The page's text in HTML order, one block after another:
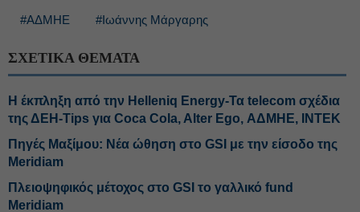
#ΑΔΜΗΕ #Ιωάννης Μάργαρης
ΣΧΕΤΙΚΑ ΘΕΜΑΤΑ
H έκπληξη από την Helleniq Energy-Τα telecom σχέδια
της ΔΕΗ-Tips για Coca Cola, Alter Ego, ΑΔΜΗΕ, ΙΝΤΕΚ
Πηγές Μαξίμου: Νέα ώθηση στο GSI με την είσοδο της
Meridiam
Πλειοψηφικός μέτοχος στο GSI το γαλλικό fund
Meridiam